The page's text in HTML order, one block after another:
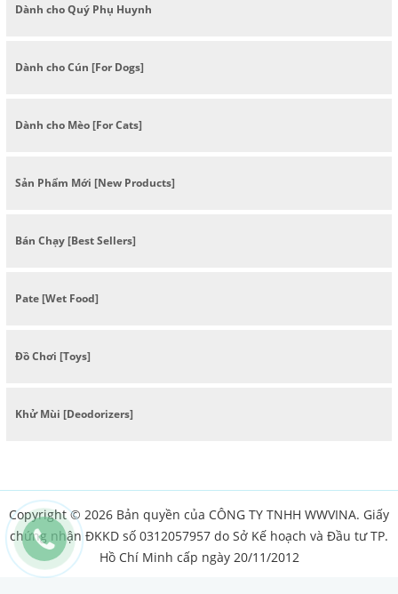
Dành cho Quý Phụ Huynh
Dành cho Cún [For Dogs]
Dành cho Mèo [For Cats]
Sản Phẩm Mới [New Products]
Bán Chạy [Best Sellers]
Pate [Wet Food]
Đồ Chơi [Toys]
Khử Mùi [Deodorizers]
Copyright © 2026 Bản quyền của CÔNG TY TNHH WWVINA. Giấy
chứng nhận ĐKKD số 0312057957 do Sở Kế hoạch và Đầu tư TP.
Hồ Chí Minh cấp ngày 20/11/2012